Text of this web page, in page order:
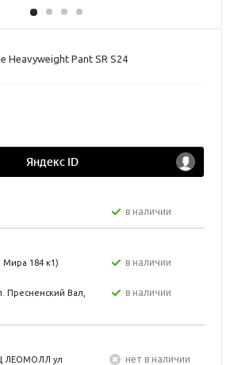
Heavyweight Pant SR S24
в наличии
Мира 184 к1) в наличии
Пресненский Вал,
в наличии
ЛЕОМОЛЛ ул
Нет в наличии